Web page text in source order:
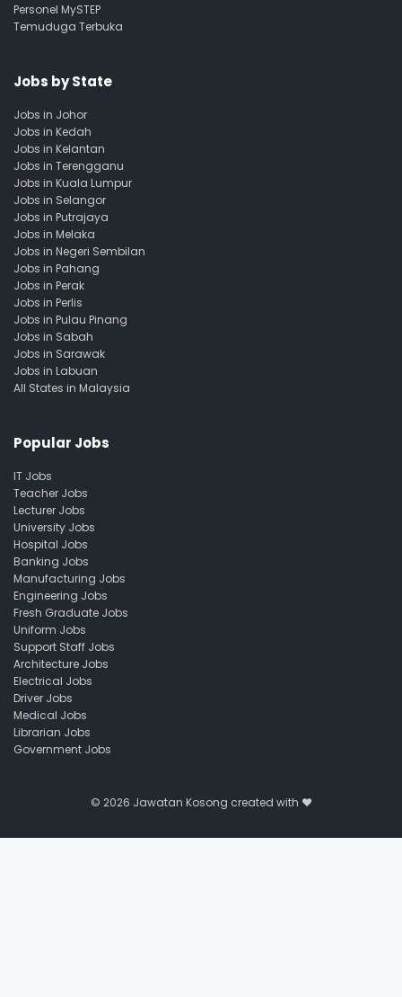
Personel MySTEP
Temuduga Terbuka
Jobs by State
Jobs in Johor
Jobs in Kedah
Jobs in Kelantan
Jobs in Terengganu
Jobs in Kuala Lumpur
Jobs in Selangor
Jobs in Putrajaya
Jobs in Melaka
Jobs in Negeri Sembilan
Jobs in Pahang
Jobs in Perak
Jobs in Perlis
Jobs in Pulau Pinang
Jobs in Sabah
Jobs in Sarawak
Jobs in Labuan
All States in Malaysia
Popular Jobs
IT Jobs
Teacher Jobs
Lecturer Jobs
University Jobs
Hospital Jobs
Banking Jobs
Manufacturing Jobs
Engineering Jobs
Fresh Graduate Jobs
Uniform Jobs
Support Staff Jobs
Architecture Jobs
Electrical Jobs
Driver Jobs
Medical Jobs
Librarian Jobs
Government Jobs
© 2026 Jawatan Kosong created with ❤️️